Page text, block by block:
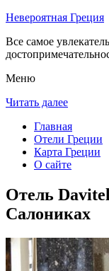
Невероятная Греция
Все самое
Меню
Читать далее
Главная
Отели Греции
Карта Греции
О сайте
Отель
Салониках